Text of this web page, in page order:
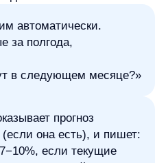
задаёт
(например, «не
к улучшению
в отзывах: «долго